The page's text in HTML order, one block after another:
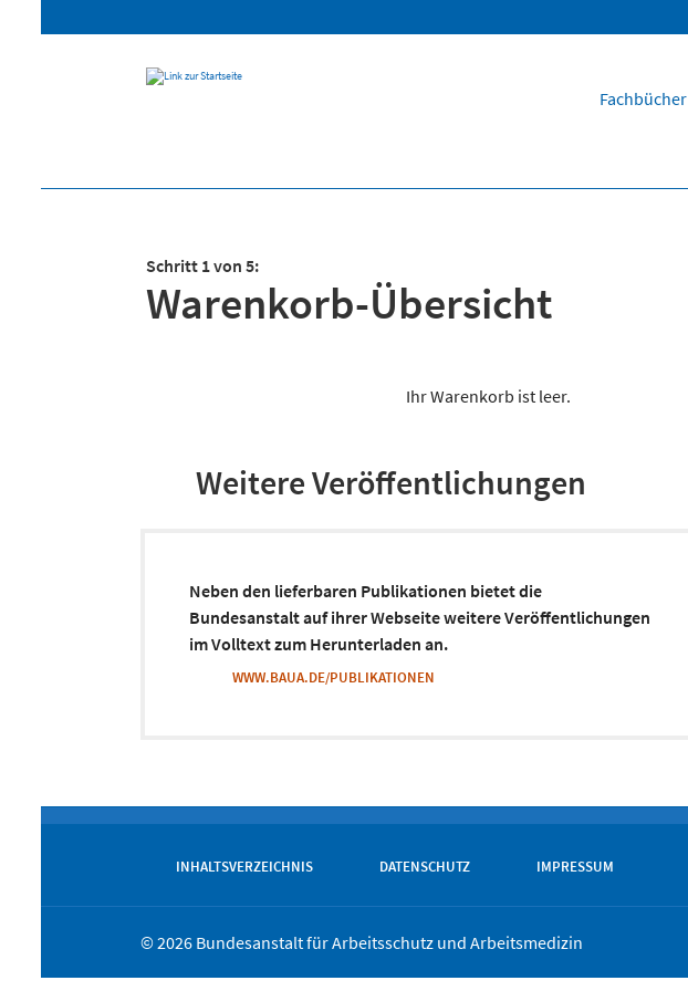
Fachbücher
Schritt 1 von 5:
Warenkorb-Übersicht
Ihr Warenkorb ist leer.
Weitere Veröffentlichungen
Neben den lieferbaren Publikationen bietet die
Bundesanstalt auf ihrer Webseite weitere Veröffentlichungen
im Volltext zum Herunterladen an.
WWW.BAUA.DE/PUBLIKATIONEN
INHALTSVERZEICHNIS DATENSCHUTZ IMPRESSUM
© 2026 Bundesanstalt für Arbeitsschutz und Arbeitsmedizin